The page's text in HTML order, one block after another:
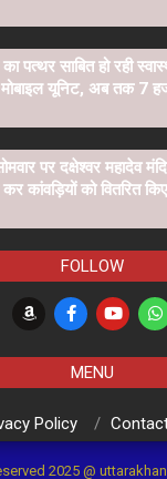
पत्थर साबित हो रही
यूनिट, अब तक 7
पर दक्षेश्वर महादेव
कर कांवड़ियों को वितरित
FOLLOW
MENU
Policy
2025 @